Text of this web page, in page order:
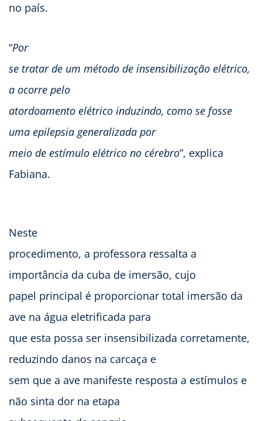
no país.
“Por
se tratar de um método de insensibilização elétrico,
a ocorre pelo
atordoamento elétrico induzindo, como se fosse
uma epilepsia generalizada por
meio de estímulo elétrico no cérebro”, explica
Fabiana. ​
Neste
procedimento, a professora ressalta a
importância da cuba de imersão, cujo
papel principal é proporcionar total imersão da
ave na água eletrificada para
que esta possa ser insensibilizada corretamente,
reduzindo danos na carcaça e
sem que a ave manifeste resposta a estímulos e
não sinta dor na etapa